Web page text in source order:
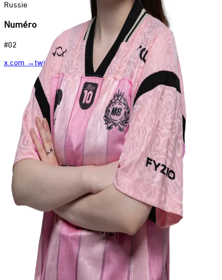
Russie
Numéro
#02
x.com →twitch.tv →